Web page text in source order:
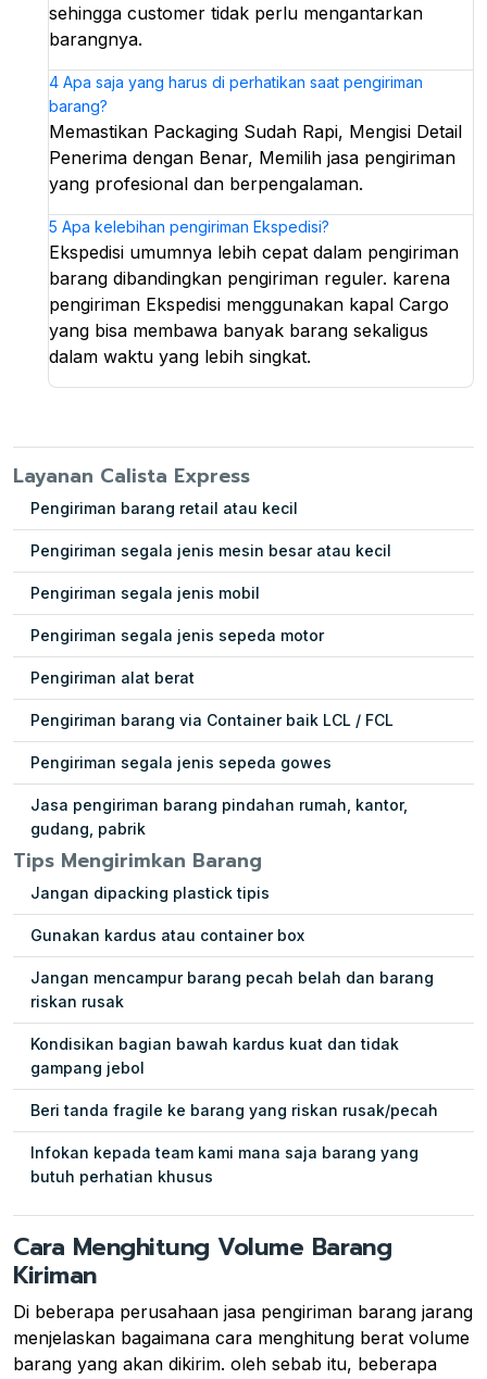
sehingga customer tidak perlu mengantarkan
barangnya.
4 Apa saja yang harus di perhatikan saat pengiriman
barang?
Memastikan Packaging Sudah Rapi, Mengisi Detail
Penerima dengan Benar, Memilih jasa pengiriman
yang profesional dan berpengalaman.
5 Apa kelebihan pengiriman Ekspedisi?
Ekspedisi umumnya lebih cepat dalam pengiriman
barang dibandingkan pengiriman reguler. karena
pengiriman Ekspedisi menggunakan kapal Cargo
yang bisa membawa banyak barang sekaligus
dalam waktu yang lebih singkat.
Layanan Calista Express
Pengiriman barang retail atau kecil
Pengiriman segala jenis mesin besar atau kecil
Pengiriman segala jenis mobil
Pengiriman segala jenis sepeda motor
Pengiriman alat berat
Pengiriman barang via Container baik LCL / FCL
Pengiriman segala jenis sepeda gowes
Jasa pengiriman barang pindahan rumah, kantor,
gudang, pabrik
Tips Mengirimkan Barang
Jangan dipacking plastick tipis
Gunakan kardus atau container box
Jangan mencampur barang pecah belah dan barang
riskan rusak
Kondisikan bagian bawah kardus kuat dan tidak
gampang jebol
Beri tanda fragile ke barang yang riskan rusak/pecah
Infokan kepada team kami mana saja barang yang
butuh perhatian khusus
Cara Menghitung Volume Barang
Kiriman
Di beberapa perusahaan jasa pengiriman barang jarang
menjelaskan bagaimana cara menghitung berat volume
barang yang akan dikirim. oleh sebab itu, beberapa